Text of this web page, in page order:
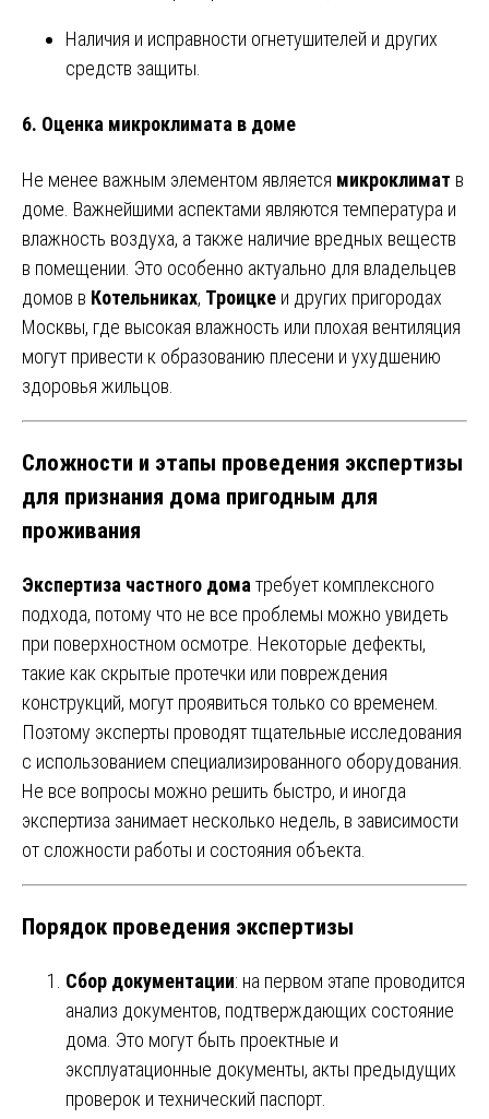
Наличия и исправности огнетушителей и других
средств защиты.
6. Оценка микроклимата в доме
Не менее важным элементом является микроклимат в
доме. Важнейшими аспектами являются температура и
влажность воздуха, а также наличие вредных веществ
в помещении. Это особенно актуально для владельцев
домов в Котельниках, Троицке и других пригородах
Москвы, где высокая влажность или плохая вентиляция
могут привести к образованию плесени и ухудшению
здоровья жильцов.
Сложности и этапы проведения экспертизы
для признания дома пригодным для
проживания
Экспертиза частного доматребует комплексного
подхода, потому что не все проблемы можно увидеть
при поверхностном осмотре. Некоторые дефекты,
такие как скрытые протечки или повреждения
конструкций, могут проявиться только со временем.
Поэтому эксперты проводят тщательные исследования
с использованием специализированного оборудования.
Не все вопросы можно решить быстро, и иногда
экспертиза занимает несколько недель, в зависимости
от сложности работы и состояния объекта.
Порядок проведения экспертизы
Сбор документации: на первом этапе проводится
анализ документов, подтверждающих состояние
дома. Это могут быть проектные и
эксплуатационные документы, акты предыдущих
проверок и технический паспорт.